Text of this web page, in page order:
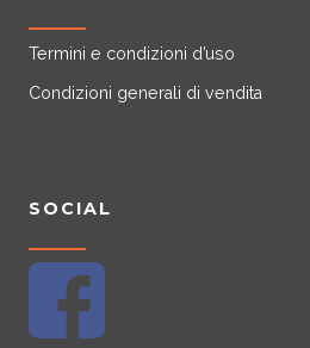
Termini e condizioni d’uso
Condizioni generali di vendita
SOCIAL